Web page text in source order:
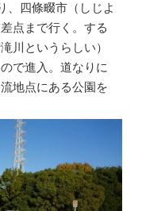
、四條畷市（しじよ
点まで行く。する
川というらしい）
で進入。道なりに
地点にある公園を